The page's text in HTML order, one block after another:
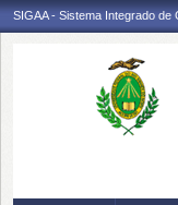
SIGAA - Sistema Integrado de